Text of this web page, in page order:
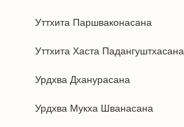
Уттхита Паршваконасана
Уттхита Хаста Падангуштхасана
Урдхва Дханурасана
Урдхва Мукха Шванасана